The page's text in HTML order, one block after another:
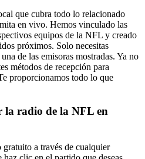
que cubra todo lo relacionado
en vivo. Hemos vinculado las
equipos de la NFL y creado
próximos. Solo necesitas
de las emisoras mostradas. Ya no
métodos de recepción para
proporcionamos todo lo que
la radio de la NFL en
a través de cualquier